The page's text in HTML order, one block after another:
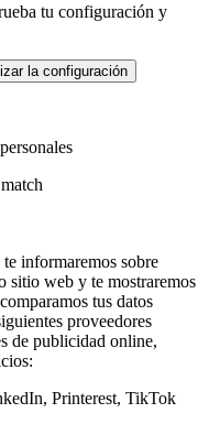
tu configuración y
la configuración
informaremos sobre
sitio web y te mostraremos
tus datos
proveedores
de publicidad online,
Printerest, TikTok